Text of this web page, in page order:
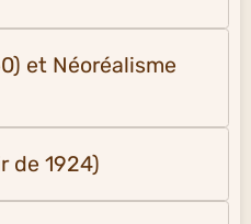
et Néoréalisme
de 1924)